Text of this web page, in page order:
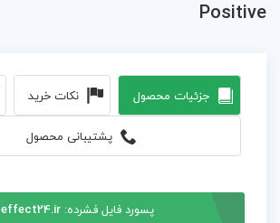
Positive
جزئیات محصول نکات خرید
پشتیبانی محصول
پسورد فایل فشرده:effect24.ir